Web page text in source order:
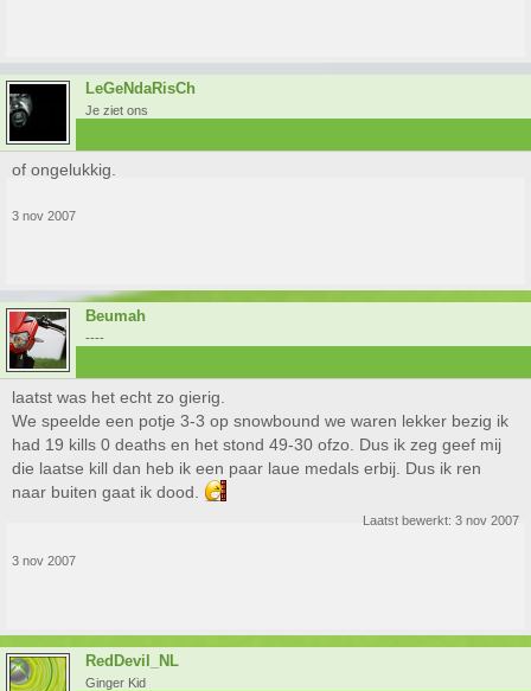
LeGeNdaRisCh
Je ziet ons
of ongelukkig.
3 nov 2007
Beumah
----
laatst was het echt zo gierig.
We speelde een potje 3-3 op snowbound we waren lekker bezig ik
had 19 kills 0 deaths en het stond 49-30 ofzo. Dus ik zeg geef mij
die laatse kill dan heb ik een paar laue medals erbij. Dus ik ren
naar buiten gaat ik dood.
Laatst bewerkt: 3 nov 2007
3 nov 2007
RedDevil_NL
Ginger Kid